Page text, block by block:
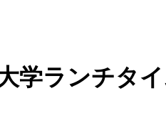
学ランチタ